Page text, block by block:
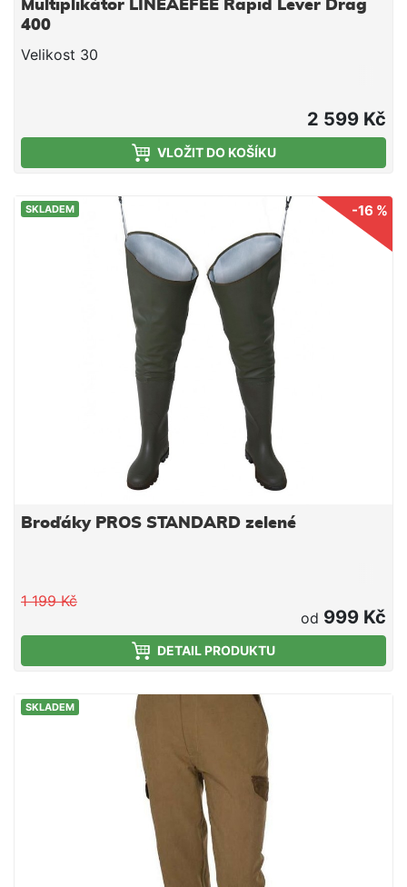
Multiplikátor LINEAEFEE Rapid Lever Drag
400
Velikost 30
2 599 Kč
VLOŽIT DO KOŠÍKU
SKLADEM -16 %
Broďáky PROS STANDARD zelené
1 199 Kč
od 999 Kč
DETAIL PRODUKTU
SKLADEM